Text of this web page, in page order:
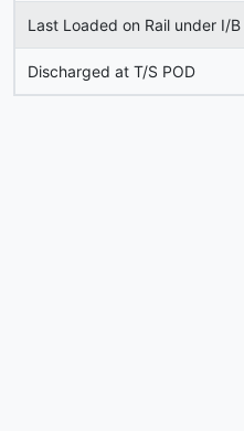
Last Loaded on Rail under I/B
Discharged at T/S POD